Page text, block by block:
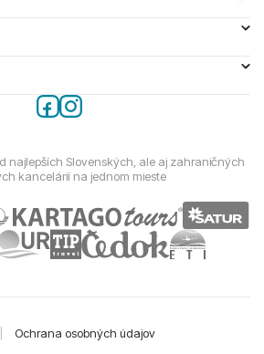
najlepších Slovenských, ale aj zahraničných
kancelárií na jednom mieste
Ochrana osobných údajov